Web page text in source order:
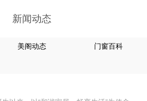
新闻动态
美阁动态 门窗百科